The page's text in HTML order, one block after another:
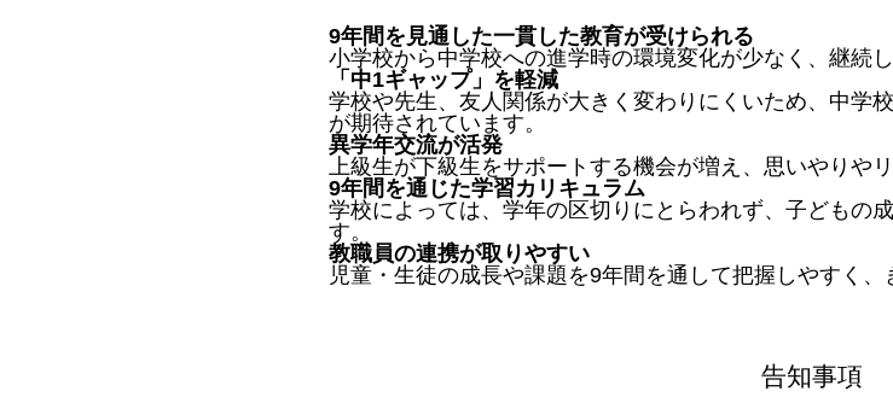
9年間を見通した一貫した教育が受けられる
小学校から中学校への進学時の環境変化が少なく、継続
「中1ギャップ」を軽減
学校や先生、友人関係が大きく変わりにくいため、中学
が期待されています。
異学年交流が活発
上級生が下級生をサポートする機会が増え、思いやりや
9年間を通じた学習カリキュラム
学校によっては、学年の区切りにとらわれず、子どもの
す。
教職員の連携が取りやすい
児童・生徒の成長や課題を9年間を通して把握しやすく、
告知事項